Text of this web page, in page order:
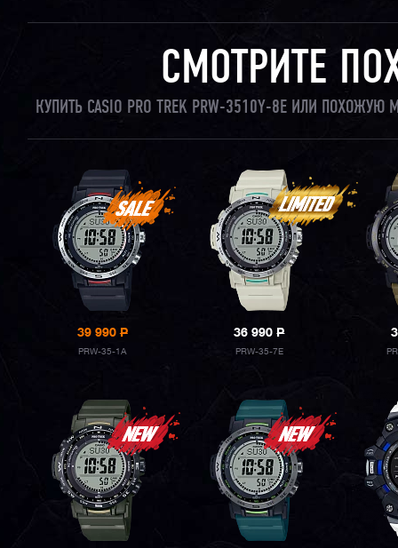
СМОТРИТЕ
КУПИТЬ CASIO PRO TREK PRW-3510Y-8E ИЛИ
39 990P
PRW-35-1A
36 990P
PRW-35-7E